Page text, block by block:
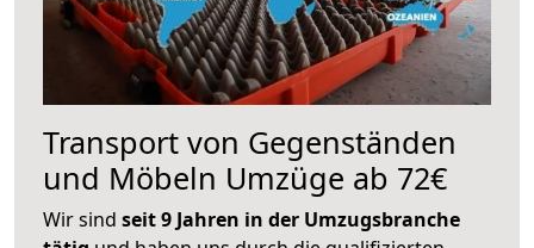
Transport von Gegenständen
und Möbeln Umzüge ab 72€
Wir sind seit 9 Jahren in der Umzugsbranche